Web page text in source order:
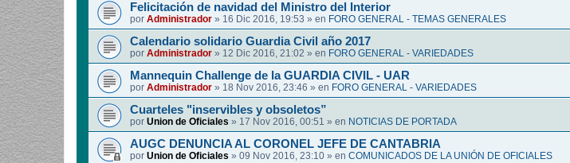
Felicitación de navidad del Ministro del Interior
por Administrador » 16 Dic 2016, 19:53 » en FORO GENERAL - TEMAS GENERALES
Calendario solidario Guardia Civil año 2017
por Administrador » 12 Dic 2016, 21:02 » en FORO GENERAL - VARIEDADES
Mannequin Challenge de la GUARDIA CIVIL - UAR
por Administrador » 18 Nov 2016, 23:46 » en FORO GENERAL - VARIEDADES
Cuarteles "inservibles y obsoletos”
por Union de Oficiales » 17 Nov 2016, 00:51 » en NOTICIAS DE PORTADA
AUGC DENUNCIA AL CORONEL JEFE DE CANTABRIA
por Union de Oficiales » 09 Nov 2016, 23:10 » en COMUNICADOS DE LA UNIÓN DE OFICIALES